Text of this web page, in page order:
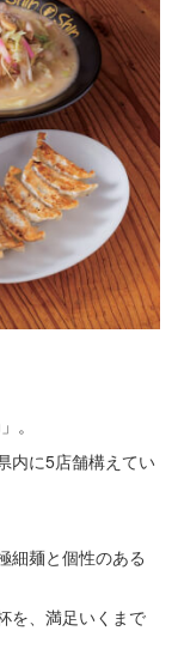
。
内に5店舗構えてい
細麺と個性のある
を、満足いくまで